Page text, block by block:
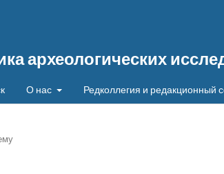
археологических
О нас Редколлегия и редакционный